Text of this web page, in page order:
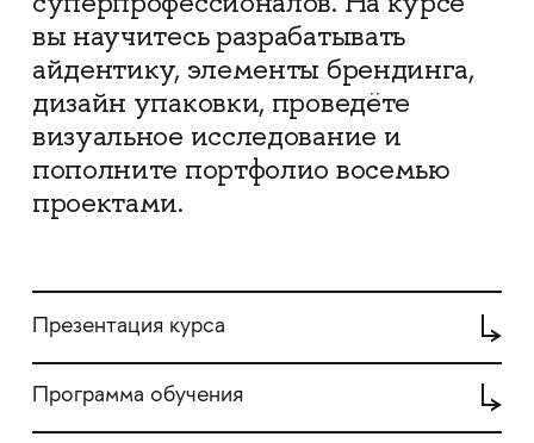
вы научитесь разрабатывать
айдентику, элементы брендинга,
дизайн упаковки, проведёте
визуальное исследование и
пополните портфолио восемью
проектами.
Презентация курса
Программа обучения